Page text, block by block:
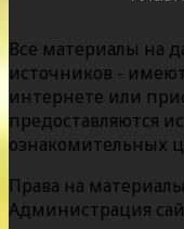
Все материалы на
источников -
интернете или
предоставляются
ознакомительных
Права на
Администрация